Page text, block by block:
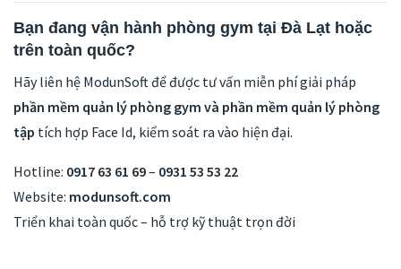
Bạn đang vận hành phòng gym tại Đà Lạt hoặc
trên toàn quốc?
Hãy liên hệ ModunSoft để được tư vấn miễn phí giải pháp
phần mềm quản lý phòng gym và phần mềm quản lý phòng
tập tích hợp Face Id, kiểm soát ra vào hiện đại.
Hotline: 0917 63 61 69– 0931 53 53 22
Website: modunsoft.com
Triển khai toàn quốc – hỗ trợ kỹ thuật trọn đời